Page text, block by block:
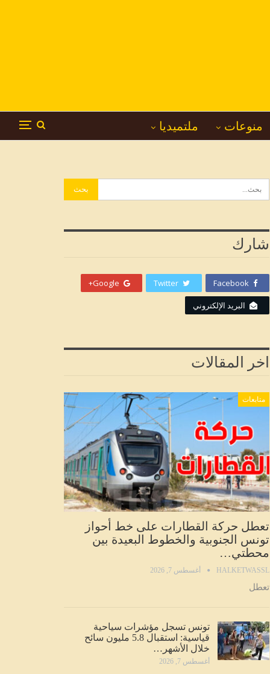
منوعات ملتميديا
شارك
Facebook
Twitter
Google+
البريد الإلكتروني
اخر المقالات
متابعات
تعطل حركة القطارات على خط أحواز
تونس الجنوبية والخطوط البعيدة بين
محطتي…
HALKETWASSL أغسطس 7, 2026
تعطل
تونس تسجل مؤشرات سياحية
قياسية: استقبال 5.8 مليون سائح
خلال الأشهر…
أغسطس 7, 2026